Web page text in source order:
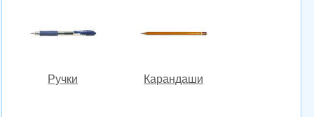
Ручки Карандаши